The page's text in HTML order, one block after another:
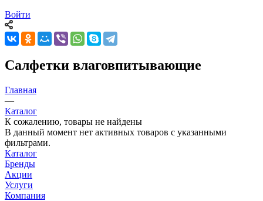
Войти
Салфетки влаговпитывающие
Главная
—
Каталог
К сожалению, товары не найдены
В данный момент нет активных товаров с указанными
фильтрами.
Каталог
Бренды
Акции
Услуги
Компания